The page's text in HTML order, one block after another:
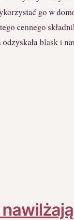
go w
cennego
blask i